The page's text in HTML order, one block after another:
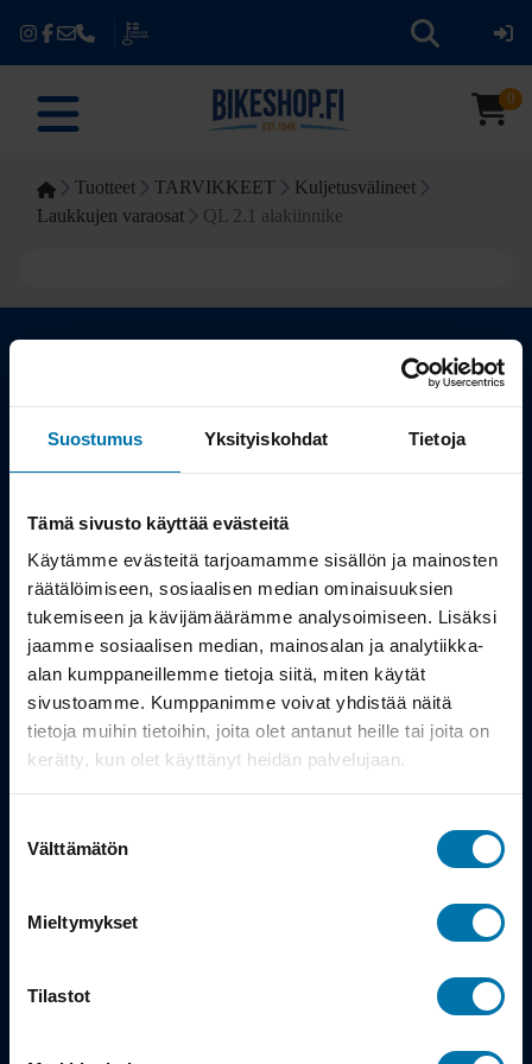
Suostumus Yksityiskohdat Tietoja
Tämä sivusto käyttää evästeitä
Käytämme evästeitä tarjoamamme sisällön ja mainosten
räätälöimiseen, sosiaalisen median ominaisuuksien
tukemiseen ja kävijämäärämme analysoimiseen. Lisäksi
jaamme sosiaalisen median, mainosalan ja analytiikka-
alan kumppaneillemme tietoja siitä, miten käytät
sivustoamme. Kumppanimme voivat yhdistää näitä
tietoja muihin tietoihin, joita olet antanut heille tai joita on
kerätty, kun olet käyttänyt heidän palvelujaan.
valinta
Välttämätön
Mieltymykset
Tilastot
0
Tuotteet TARVIKKEET
Kuljetusvälineet
Laukkujen varaosat
QL 2.1 alakiinnike
Kauppa
Työsuhdepyörä
Info
Toimitus
Takuu ja palautukset